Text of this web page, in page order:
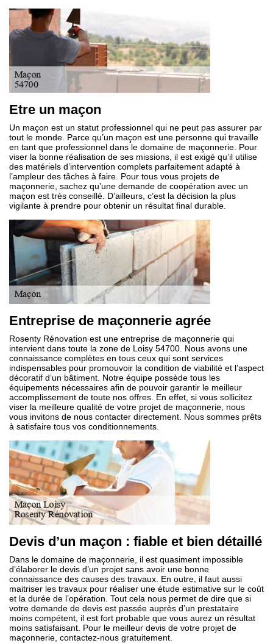
Etre un maçon
Un maçon est un statut professionnel qui ne peut pas assurer par
tout le monde. Parce qu’un maçon est une personne qui travaille
en tant que professionnel dans le domaine de maçonnerie. Pour
viser la bonne réalisation de ses missions, il est exigé qu’il utilise
des matériels d’intervention complets parfaitement adapté à
l’ampleur des tâches à faire. Pour tous vous projets de
maçonnerie, sachez qu’une demande de coopération avec un
maçon est très conseillé. D’ailleurs, c’est la décision la plus
vigilante à prendre pour obtenir un résultat final durable.
Entreprise de maçonnerie agrée
Rosenty Rénovation est une entreprise de maçonnerie qui
intervient dans toute la zone de Loisy 54700. Nous avons une
connaissance complètes en tous ceux qui sont services
indispensables pour promouvoir la condition de viabilité et l’aspect
décoratif d’un bâtiment. Notre équipe possède tous les
équipements nécessaires afin de pouvoir garantir le meilleur
accomplissement de toute nos offres. En effet, si vous sollicitez
viser la meilleure qualité de votre projet de maçonnerie, nous
vous invitons de nous contacter directement. Nous sommes prêts
à satisfaire tous vos conditionnements.
Devis d’un maçon : fiable et bien détaillé
Dans le domaine de maçonnerie, il est quasiment impossible
d’élaborer le devis d’un projet sans avoir une bonne
connaissance des causes des travaux. En outre, il faut aussi
maitriser les travaux pour réaliser une étude estimative sur le coût
et la durée de l’opération. Tout cela nous permet de dire que si
votre demande de devis est passée auprès d’un prestataire
moins compétent, il est fort probable que vous aurez un résultat
moins satisfaisant. Pour le meilleur devis de votre projet de
maçonnerie, contactez-nous gratuitement.